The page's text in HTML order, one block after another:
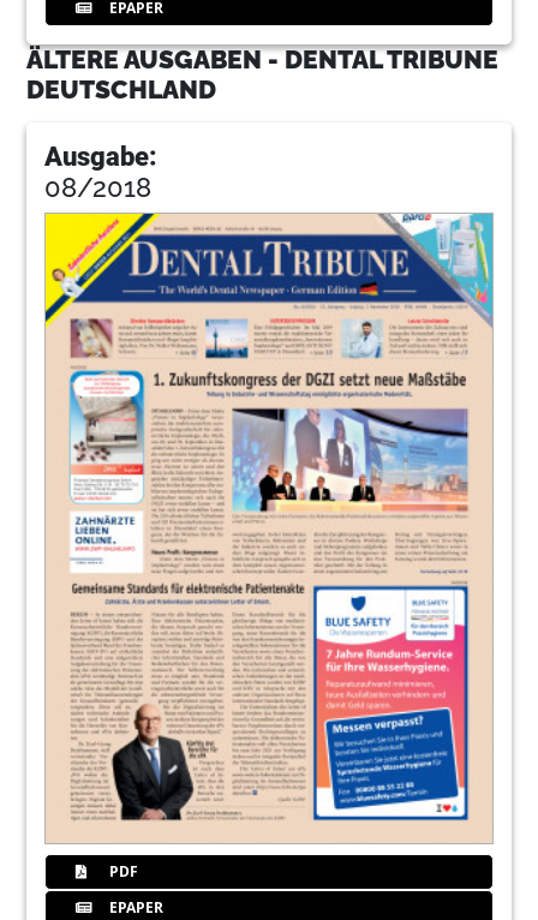
EPAPER
ÄLTERE AUSGABEN - DENTAL TRIBUNE
DEUTSCHLAND
Ausgabe:
08/2018
PDF
EPAPER